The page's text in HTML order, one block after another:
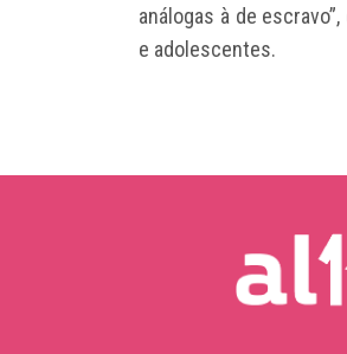
análogas à de
e adolescentes.